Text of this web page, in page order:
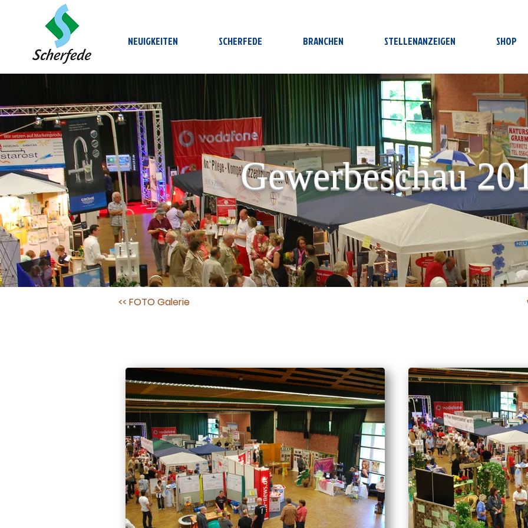
NEUIGKEITEN SCHERFEDE BRANCHEN STELLENANZEIGEN SHOP
Gewerbeschau
<< FOTO Galerie